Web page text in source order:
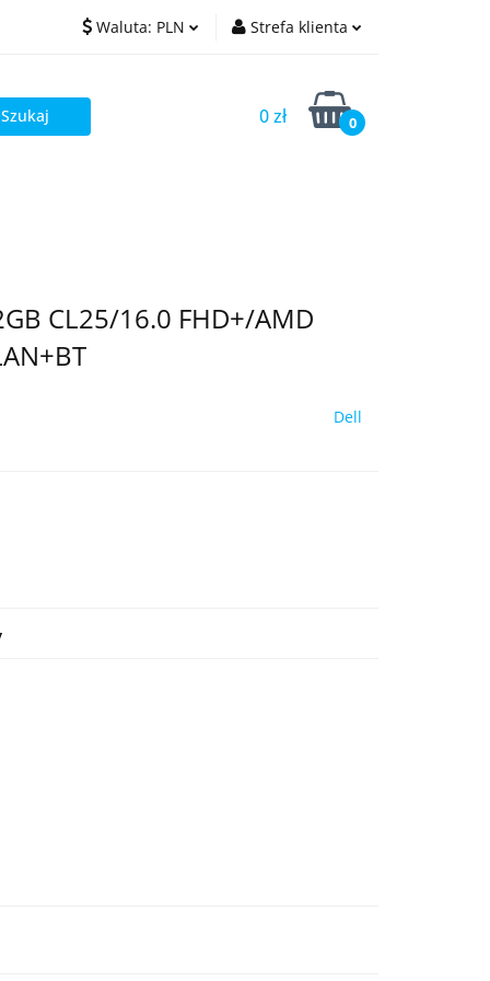
Waluta: PLN Strefa klienta
Zaloguj się
Zarejestruj się
0 zł 0
CL25/16.0 FHD+/AMD
Dell